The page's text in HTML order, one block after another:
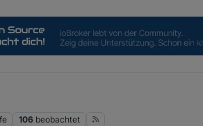
106 beobachtet